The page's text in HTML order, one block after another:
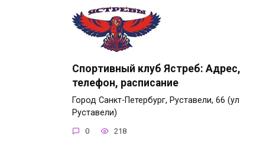
Спортивный клуб Ястреб: Адрес,
телефон, расписание
Город Санкт-Петербург, Руставели, 66 (ул
Руставели)
0 218